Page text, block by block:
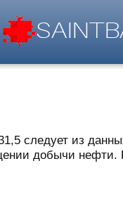
следует из
добычи